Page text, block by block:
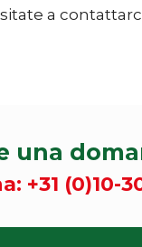
a
una
+31 (0)10-